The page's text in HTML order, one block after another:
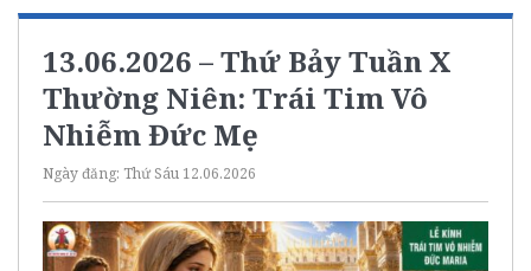
13.06.2026 – Thứ Bảy Tuần X
Thường Niên: Trái Tim Vô
Nhiễm Đức Mẹ
Ngày đăng: Thứ Sáu 12.06.2026